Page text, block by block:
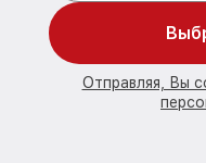
Отправляя, Вы